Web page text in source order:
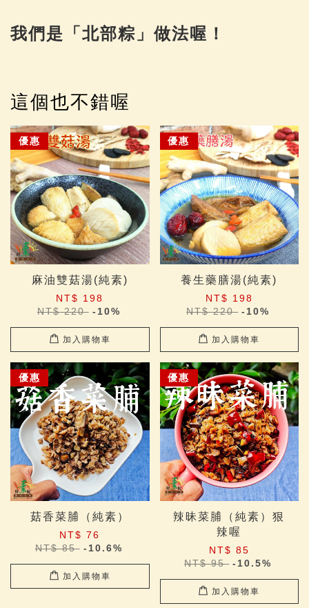
我們是「北部粽」做法喔！
這個也不錯喔
優惠
麻油雙菇湯(純素)
NT$ 198
NT$ 220 -10%
加入購物車
優惠
養生藥膳湯(純素)
NT$ 198
NT$ 220 -10%
加入購物車
優惠
菇香菜脯（純素）
NT$ 76
NT$ 85 -10.6%
加入購物車
優惠
辣昧菜脯（純素）狠
辣喔
NT$ 85
NT$ 95 -10.5%
加入購物車